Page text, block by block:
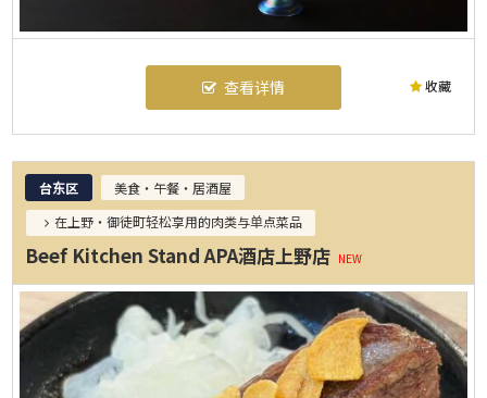
收藏
查看详情
台东区
美食・午餐・居酒屋
在上野・御徒町轻松享用的肉类与单点菜品
Beef Kitchen Stand APA酒店上野店 NEW